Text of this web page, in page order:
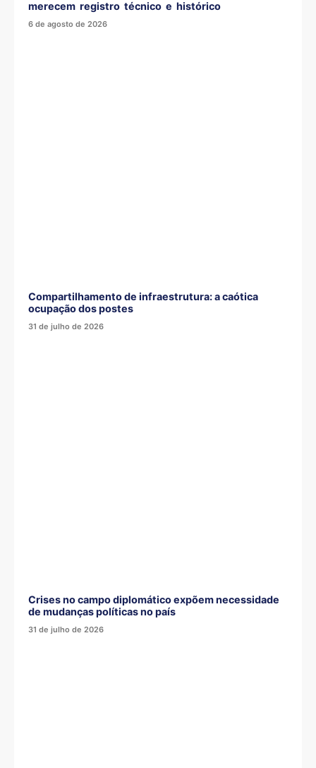
merecem registro técnico e histórico
6 de agosto de 2026
Compartilhamento de infraestrutura: a caótica
ocupação dos postes
31 de julho de 2026
Crises no campo diplomático expõem necessidade
de mudanças políticas no país
31 de julho de 2026